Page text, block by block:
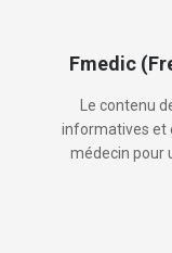
Fmedic
Le contenu
informatives et
médecin pour